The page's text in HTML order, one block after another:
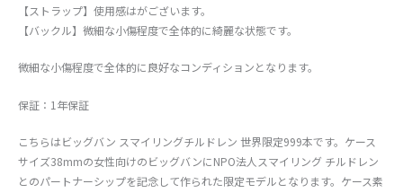
【ストラップ】使用感はがございます。
【バックル】微細な小傷程度で全体的に綺麗な状態です。
微細な小傷程度で全体的に良好なコンディションとなります。
保証：1年保証
こちらはビッグバン スマイリングチルドレン 世界限定999本です。ケース
サイズ38mmの女性向けのビッグバンにNPO法人スマイリング チルドレン
とのパートナーシップを記念して作られた限定モデルとなります。ケース素